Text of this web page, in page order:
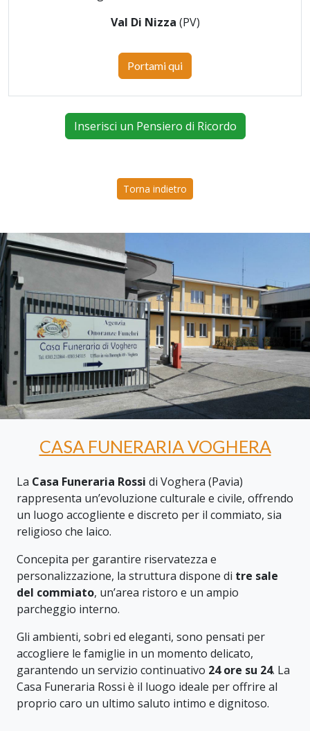
Val Di Nizza (PV)
Portami qui
Inserisci un Pensiero di Ricordo
Torna indietro
CASA FUNERARIA VOGHERA
La Casa Funeraria Rossi di Voghera (Pavia)
rappresenta un’evoluzione culturale e civile, offrendo
un luogo accogliente e discreto per il commiato, sia
religioso che laico.
Concepita per garantire riservatezza e
personalizzazione, la struttura dispone di tre sale
del commiato, un’area ristoro e un ampio
parcheggio interno.
Gli ambienti, sobri ed eleganti, sono pensati per
accogliere le famiglie in un momento delicato,
garantendo un servizio continuativo 24 ore su 24. La
Casa Funeraria Rossi è il luogo ideale per offrire al
proprio caro un ultimo saluto intimo e dignitoso.